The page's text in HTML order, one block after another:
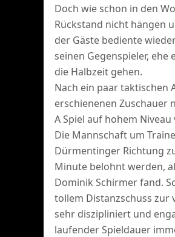
Doch wie schon in den
Rückstand nicht hängen
der Gäste bediente
seinen Gegenspieler,
die Halbzeit gehen.
Nach ein paar taktischen
erschienenen Zuschauer
A Spiel auf hohem
Die Mannschaft um
Dürmentinger Richtung
Minute belohnt werden,
Dominik Schirmer fand.
tollem Distanzschuss zur
sehr diszipliniert und
laufender Spieldauer